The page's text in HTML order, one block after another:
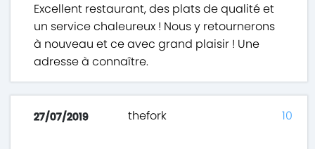
Excellent restaurant, des plats de qualité et
un service chaleureux ! Nous y retournerons
à nouveau et ce avec grand plaisir ! Une
adresse à connaître.
27/07/2019 thefork 10